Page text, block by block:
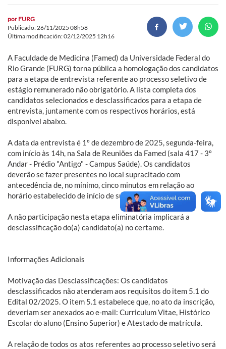
por FURG
Publicado: 26/11/2025 08h58
Última modificación: 02/12/2025 12h16
A Faculdade de Medicina (Famed) da Universidade Federal do
Rio Grande (FURG) torna pública a homologação dos candidatos
para a etapa de entrevista referente ao processo seletivo de
estágio remunerado não obrigatório. A lista completa dos
candidatos selecionados e desclassificados para a etapa de
entrevista, juntamente com os respectivos horários, está
disponível abaixo.
A data da entrevista é 1º de dezembro de 2025, segunda-feira,
com início às 14h, na Sala de Reuniões da Famed (sala 417 - 3º
Andar - Prédio "Antigo" - Campus Saúde). Os candidatos
deverão se fazer presentes no local supracitado com
antecedência de, no mínimo, cinco minutos em relação ao
horário estabelecido de início de sua entrevista.
A não participação nesta etapa eliminatória implicará a
desclassificação do(a) candidato(a) no certame.
Informações Adicionais
Motivação das Desclassificações: Os candidatos
desclassificados não atenderam aos requisitos do item 5.1 do
Edital 02/2025. O item 5.1 estabelece que, no ato da inscrição,
deveriam ser anexados ao e-mail: Curriculum Vitae, Histórico
Escolar do aluno (Ensino Superior) e Atestado de matrícula.
A relação de todos os atos referentes ao processo seletivo será